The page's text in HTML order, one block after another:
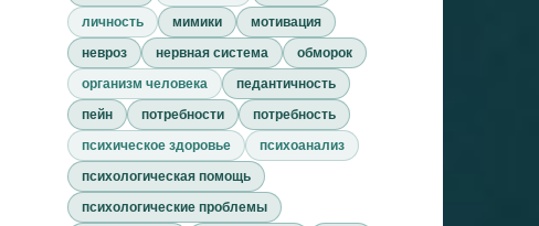
личность
мимики
мотивация
невроз
нервная система
обморок
организм человека
педантичность
пейн
потребности
потребность
психическое здоровье
психоанализ
психологическая помощь
психологические проблемы